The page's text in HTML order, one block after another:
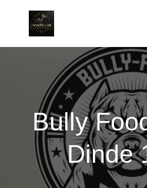
Bully
Dinde